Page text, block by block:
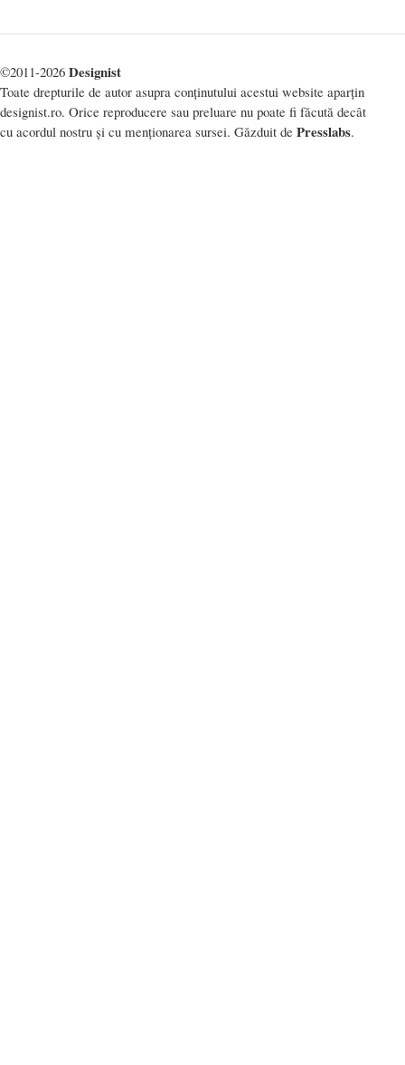
©2011-2026 Designist
Toate drepturile de autor asupra conținutului acestui website aparțin
designist.ro. Orice reproducere sau preluare nu poate fi făcută decât
cu acordul nostru și cu menționarea sursei. Găzduit de Presslabs.